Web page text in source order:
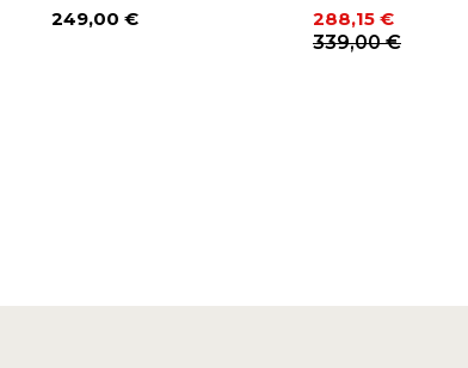
Prix
249,00 €
Prix
288,15 €
Prix de base
339,00 €